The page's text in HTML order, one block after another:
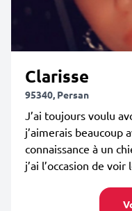
Clarisse
95340, Persan
J’ai toujours voulu
j’aimerais beaucoup
connaissance à un
j’ai l’occasion de voir